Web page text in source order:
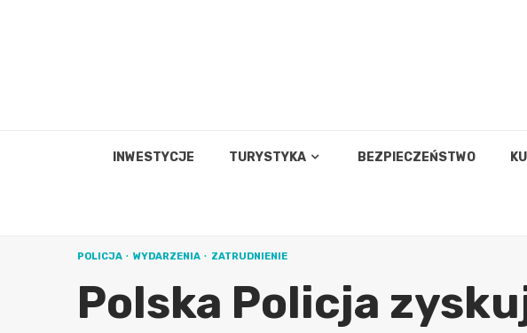
INWESTYCJE TURYSTYKA BEZPIECZEŃSTWO
POLICJA WYDARZENIA ZATRUDNIENIE
Polska Policja